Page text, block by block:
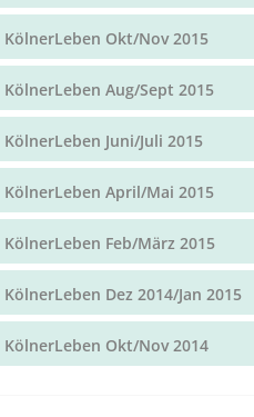
KölnerLeben Okt/Nov 2015
KölnerLeben Aug/Sept 2015
KölnerLeben Juni/Juli 2015
KölnerLeben April/Mai 2015
KölnerLeben Feb/März 2015
KölnerLeben Dez 2014/Jan 2015
KölnerLeben Okt/Nov 2014